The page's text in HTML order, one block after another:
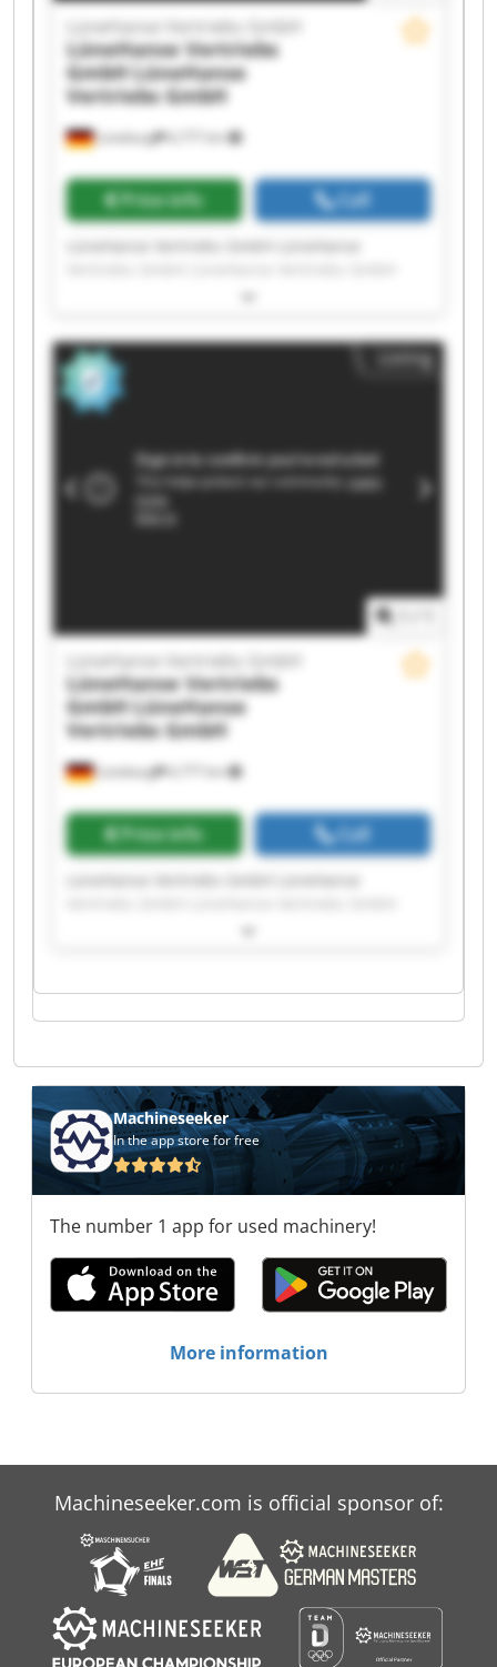
Lüneburg 6,777 km
LüneHanse Vertriebs GmbH
LüneHanse Vertriebs
GmbH LüneHanse
Vertriebs GmbH
Price info Call
LüneHanse Vertriebs GmbH LüneHanse
LüneHanse Vertriebs GmbH LüneHanse
Vertriebs GmbH LüneHanse Vertriebs GmbH
LüneHanse Vertriebs GmbH LüneHanse
Vertriebs GmbH LüneHanse Vertriebs GmbH
Vertriebs GmbH LüneHanse Vertriebs GmbH
LüneHanse Vertriebs GmbH LüneHanse
Vertriebs GmbH LüneHanse Vertriebs GmbH
LüneHanse Vertriebs GmbH LüneHanse
Listing
Lüneburg 6,777 km
LüneHanse Vertriebs GmbH
LüneHanse Vertriebs
GmbH LüneHanse
Vertriebs GmbH
Price info Call
LüneHanse Vertriebs GmbH LüneHanse
Vertriebs GmbH LüneHanse Vertriebs GmbH
LüneHanse Vertriebs GmbH LüneHanse
LüneHanse Vertriebs GmbH LüneHanse
Vertriebs GmbH LüneHanse Vertriebs GmbH
LüneHanse Vertriebs GmbH LüneHanse
Vertriebs GmbH LüneHanse Vertriebs GmbH
LüneHanse Vertriebs GmbH LüneHanse
Vertriebs GmbH
Machineseeker
In the app store for free
The number 1 app for used machinery!
More information
Machineseeker.com is official sponsor of: